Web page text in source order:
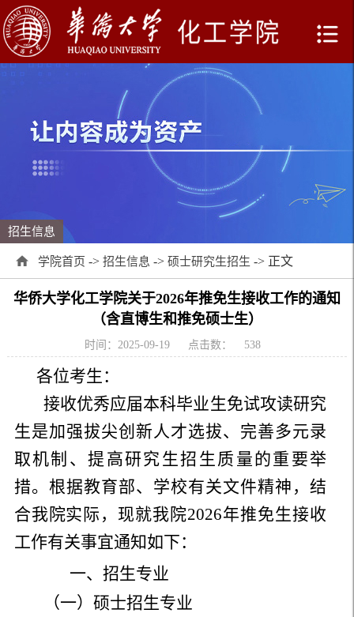
招生信息
学院首页 -> 招生信息 -> 硕士研究生招生 -> 正文
华侨大学化工学院关于2026年推免生接收工作的通知
（含直博生和推免硕士生）
时间：2025-09-19 点击数： 538
各位考生：
接收优秀应届本科毕业生免试攻读研究
生是加强拔尖创新人才选拔、完善多元录
取机制、提高研究生招生质量的重要举
措。根据教育部、学校有关文件精神，结
合我院实际，现就我院2026年推免生接收
工作有关事宜通知如下：
一、招生专业
（一）硕士招生专业